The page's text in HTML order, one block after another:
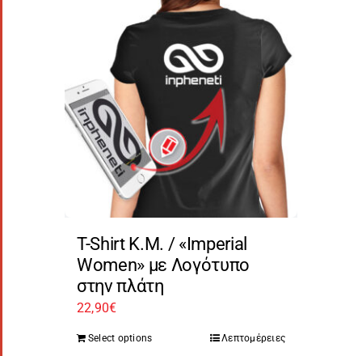
T-Shirt Κ.Μ. / «Imperial
Women» με Λογότυπο
στην πλάτη
22,90€
Select options Λεπτομέρειες